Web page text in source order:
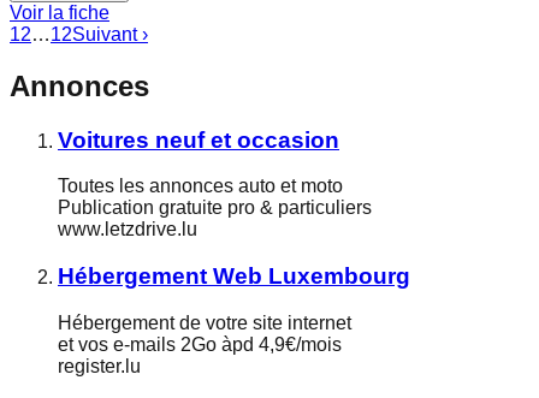
Voir la fiche
12…12Suivant ›
Annonces
Voitures neuf et occasion
Toutes les annonces auto et moto
Publication gratuite pro & particuliers
www.letzdrive.lu
Hébergement Web Luxembourg
Hébergement de votre site internet
et vos e-mails 2Go àpd 4,9€/mois
register.lu